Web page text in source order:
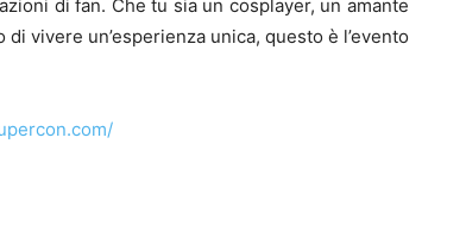
di fan. Che tu sia un cosplayer, un amante
vivere un’esperienza unica, questo è l’evento